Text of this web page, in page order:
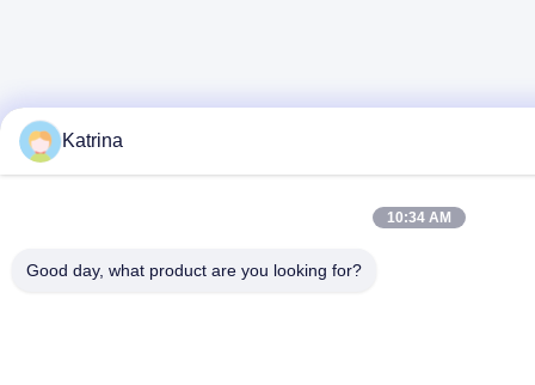
Katrina
10:34 AM
Good day, what product are you looking for?